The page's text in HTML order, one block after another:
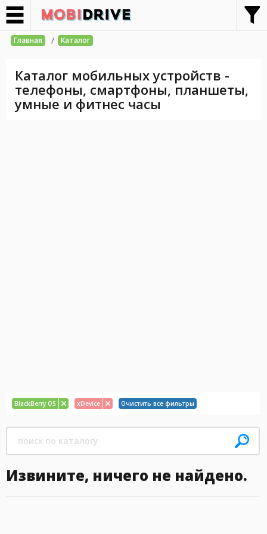
Главная / Каталог
Каталог мобильных устройств -
телефоны, смартфоны, планшеты,
умные и фитнес часы
BlackBerry OS xDevice Очистить все фильтры
Извините, ничего не найдено.